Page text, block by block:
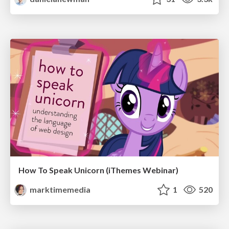
How To Speak Unicorn (iThemes Webinar)
marktimemedia
1 520